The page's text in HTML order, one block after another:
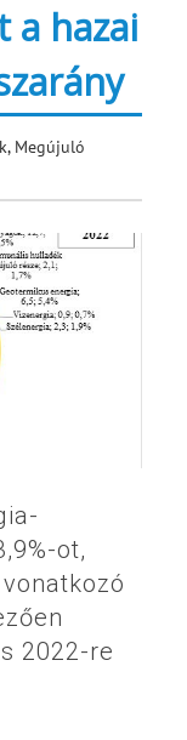
a hazai
, Megújuló
ot,
2022-re